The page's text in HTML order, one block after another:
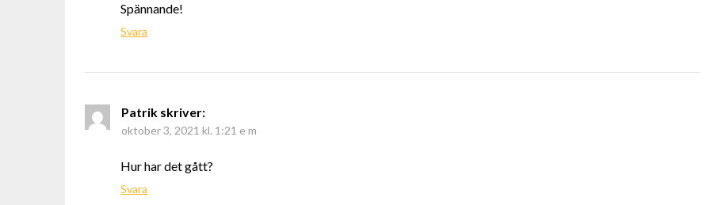
Spännande!
Svara
Patrik skriver:
oktober 3, 2021 kl. 1:21 e m
Hur har det gått?
Svara